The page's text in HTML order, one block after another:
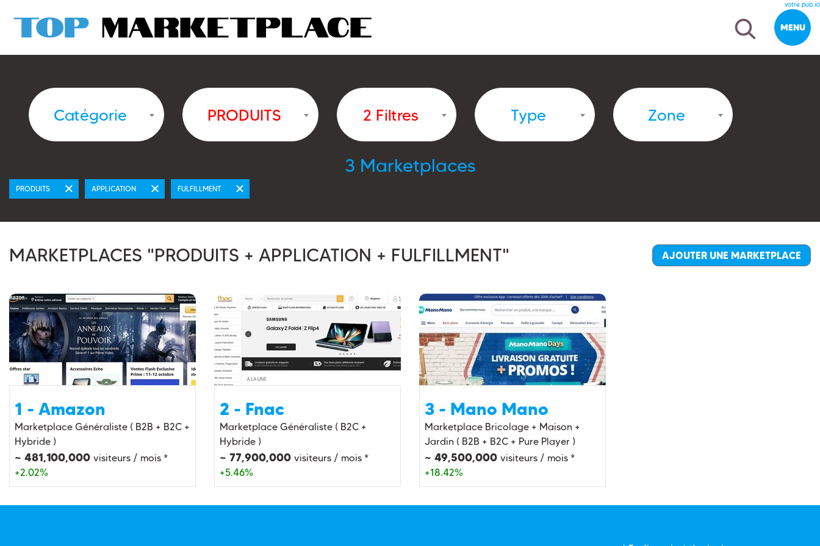
votre pub ici
MENU
Catégorie PRODUITS 2 Filtres Type Zone
3 Marketplaces
PRODUITS APPLICATION FULFILLMENT
MARKETPLACES "PRODUITS + APPLICATION + FULFILLMENT" AJOUTER UNE MARKETPLACE
1 - Amazon
Marketplace Généraliste ( B2B + B2C +
Hybride )
~ 481,100,000 visiteurs / mois *
+2.02%
2 - Fnac
Marketplace Généraliste ( B2C +
Hybride )
~ 77,900,000 visiteurs / mois *
+5.46%
3 - Mano Mano
Marketplace Bricolage + Maison +
Jardin ( B2B + B2C + Pure Player )
~ 49,500,000 visiteurs / mois *
+18.42%